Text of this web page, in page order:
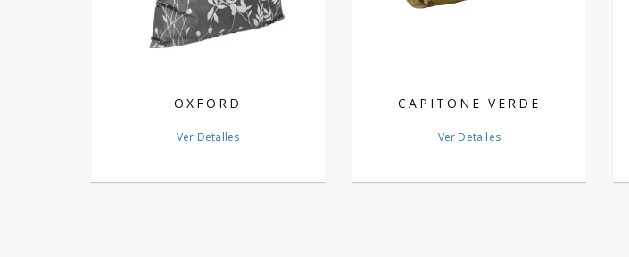
OXFORD
Ver Detalles
CAPITONE VERDE
Ver Detalles